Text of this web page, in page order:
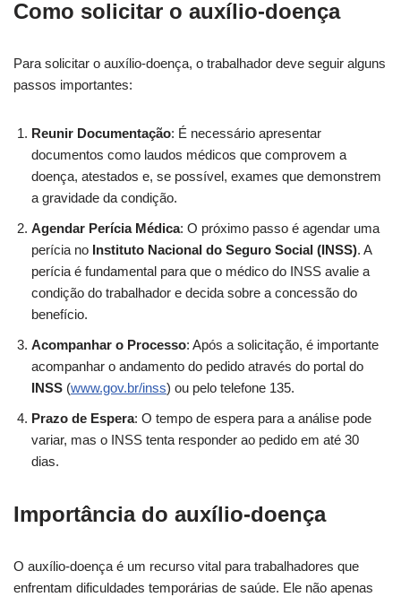
Como solicitar o auxílio-doença
Para solicitar o auxílio-doença, o trabalhador deve seguir alguns
passos importantes:
Reunir Documentação: É necessário apresentar
documentos como laudos médicos que comprovem a
doença, atestados e, se possível, exames que demonstrem
a gravidade da condição.
Agendar Perícia Médica: O próximo passo é agendar uma
perícia no Instituto Nacional do Seguro Social (INSS). A
perícia é fundamental para que o médico do INSS avalie a
condição do trabalhador e decida sobre a concessão do
benefício.
Acompanhar o Processo: Após a solicitação, é importante
acompanhar o andamento do pedido através do portal do
INSS (www.gov.br/inss) ou pelo telefone 135.
Prazo de Espera: O tempo de espera para a análise pode
variar, mas o INSS tenta responder ao pedido em até 30
dias.
Importância do auxílio-doença
O auxílio-doença é um recurso vital para trabalhadores que
enfrentam dificuldades temporárias de saúde. Ele não apenas